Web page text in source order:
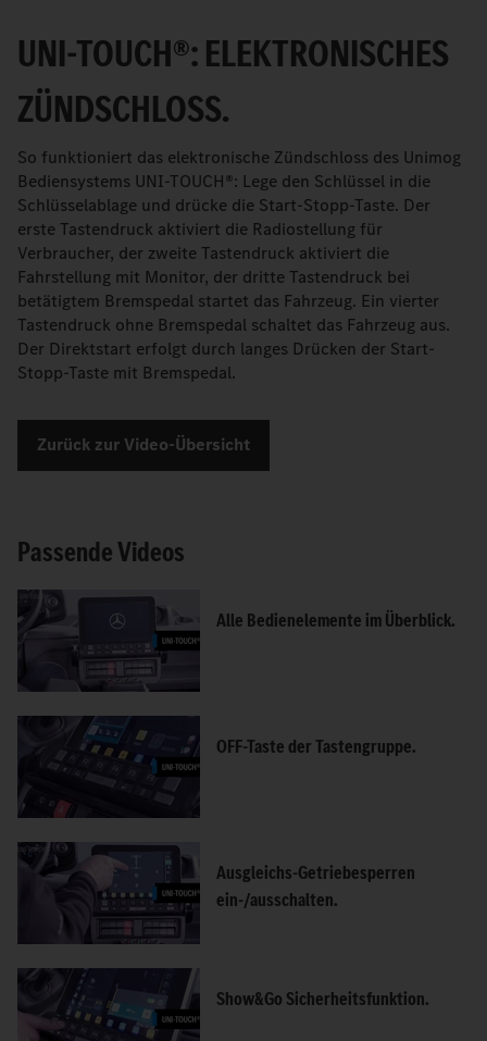
UNI-TOUCH®: ELEKTRONISCHES
ZÜNDSCHLOSS.
So funktioniert das elektronische Zündschloss des Unimog
Bediensystems UNI-TOUCH®: Lege den Schlüssel in die
Schlüsselablage und drücke die Start-Stopp-Taste. Der
erste Tastendruck aktiviert die Radiostellung für
Verbraucher, der zweite Tastendruck aktiviert die
Fahrstellung mit Monitor, der dritte Tastendruck bei
betätigtem Bremspedal startet das Fahrzeug. Ein vierter
Tastendruck ohne Bremspedal schaltet das Fahrzeug aus.
Der Direktstart erfolgt durch langes Drücken der Start-
Stopp-Taste mit Bremspedal.
Zurück zur Video-Übersicht
Passende Videos
Alle Bedienelemente im Überblick.
OFF-Taste der Tastengruppe.
Ausgleichs-Getriebesperren
ein-/ausschalten.
Show&Go Sicherheitsfunktion.